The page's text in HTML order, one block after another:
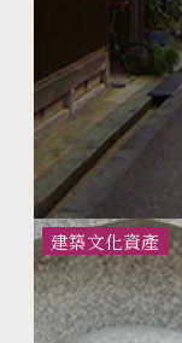
建築文化資產